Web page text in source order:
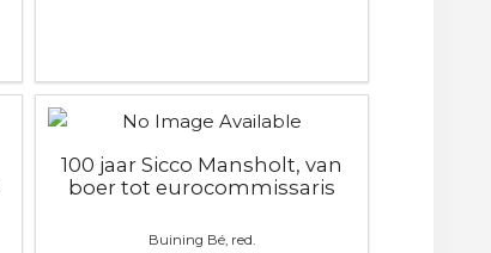
100 jaar Sicco Mansholt, van
boer tot eurocommissaris
Buining Bé, red.